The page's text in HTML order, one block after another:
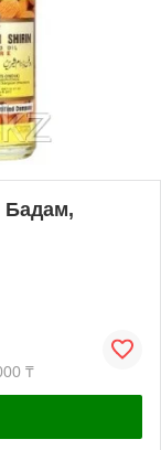
Бадам,
₸